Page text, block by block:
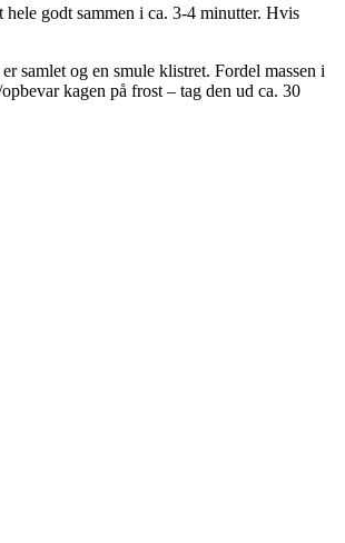
godt sammen i ca. 3-4 minutter. Hvis
samlet og en smule klistret. Fordel massen i
kagen på frost – tag den ud ca. 30